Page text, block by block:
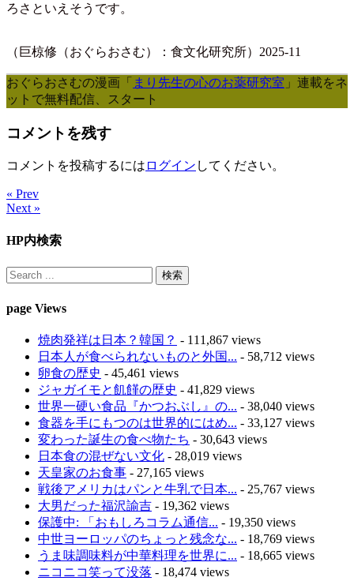
ろさといえそうです。
（巨椋修（おぐらおさむ）：食文化研究所）2025-11
おぐらおさむの漫画「 まり先生の心のお薬研究室 」連載をネ
ットで無料配信、スタート
コメントを残す
コメントを投稿するには ログイン してください。
« Prev
Next »
HP内検索
page Views
焼肉発祥は日本？韓国？ - 111,867 views
日本人が食べられないものと外国... - 58,712 views
卵食の歴史 - 45,461 views
ジャガイモと飢饉の歴史 - 41,829 views
世界一硬い食品『かつおぶし』の... - 38,040 views
食器を手にもつのは世界的にはめ... - 33,127 views
変わった誕生の食べ物たち - 30,643 views
日本食の混ぜない文化 - 28,019 views
天皇家のお食事 - 27,165 views
戦後アメリカはパンと牛乳で日本... - 25,767 views
大男だった福沢諭吉 - 19,362 views
保護中: 「おもしろコラム通信... - 19,350 views
中世ヨーロッパのちょっと残念な... - 18,769 views
うま味調味料が中華料理を世界に... - 18,665 views
ニコニコ笑って没落 - 18,474 views